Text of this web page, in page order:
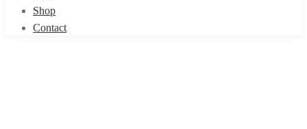
Shop
Contact